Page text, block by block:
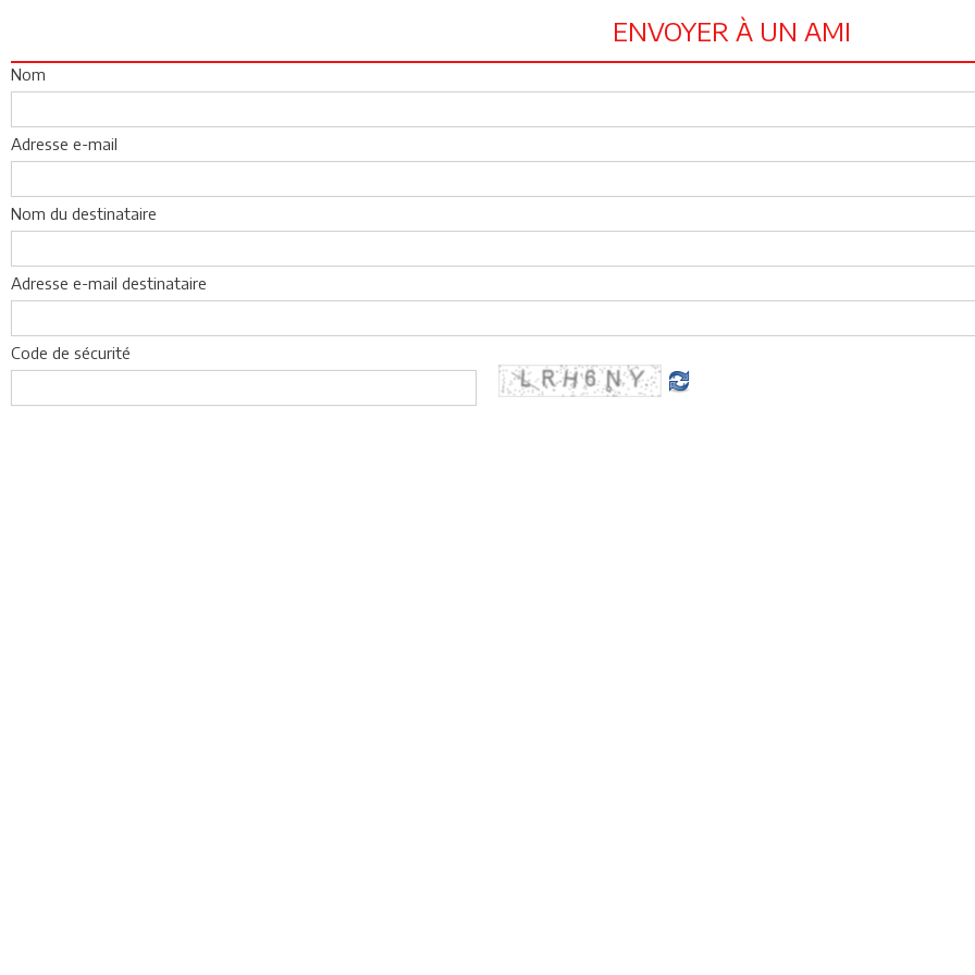
ENVOYER À UN AMI
Nom
Adresse e-mail
Nom du destinataire
Adresse e-mail destinataire
Code de sécurité